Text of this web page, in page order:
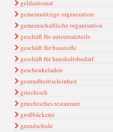
geldautomat
gemeinnützige organisation
gemeinschaftliche organisation
geschäft für autoersatzteile
geschäft für baustoffe
geschäft für haushaltsbedarf
geschenkeladen
gesundheit/schönheit
griechisch
griechisches restaurant
großbäckerei
grundschule